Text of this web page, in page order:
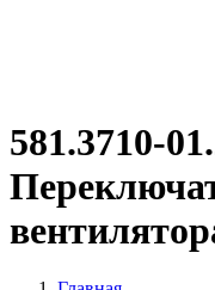
581.3710-